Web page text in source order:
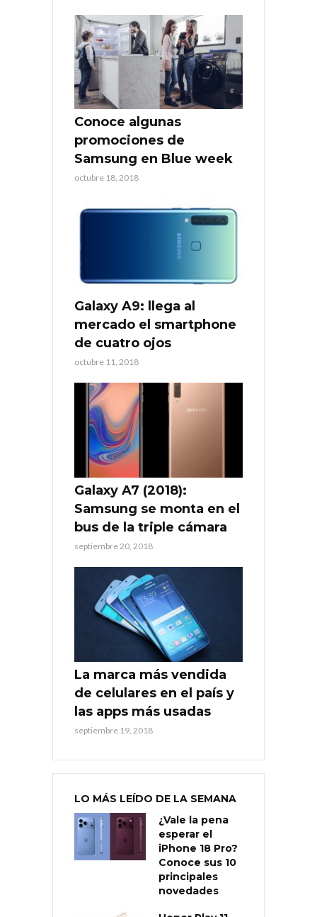
Conoce algunas
promociones de
Samsung en Blue week
octubre 18, 2018
Galaxy A9: llega al
mercado el smartphone
de cuatro ojos
octubre 11, 2018
Galaxy A7 (2018):
Samsung se monta en el
bus de la triple cámara
septiembre 20, 2018
La marca más vendida
de celulares en el país y
las apps más usadas
septiembre 19, 2018
LO MÁS LEÍDO DE LA SEMANA
¿Vale la pena
esperar el
iPhone 18 Pro?
Conoce sus 10
principales
novedades